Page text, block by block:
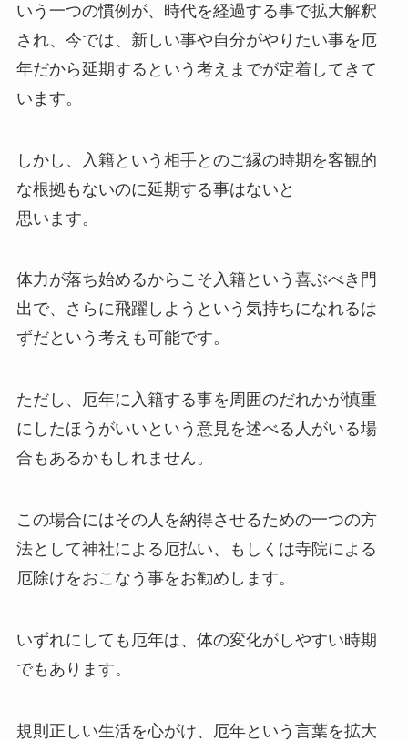
いう一つの慣例が、時代を経過する事で拡大解釈
され、今では、新しい事や自分がやりたい事を厄
年だから延期するという考えまでが定着してきて
います。
しかし、入籍という相手とのご縁の時期を客観的
な根拠もないのに延期する事はないと
思います。
体力が落ち始めるからこそ入籍という喜ぶべき門
出で、さらに飛躍しようという気持ちになれるは
ずだという考えも可能です。
ただし、厄年に入籍する事を周囲のだれかが慎重
にしたほうがいいという意見を述べる人がいる場
合もあるかもしれません。
この場合にはその人を納得させるための一つの方
法として神社による厄払い、もしくは寺院による
厄除けをおこなう事をお勧めします。
いずれにしても厄年は、体の変化がしやすい時期
でもあります。
規則正しい生活を心がけ、厄年という言葉を拡大